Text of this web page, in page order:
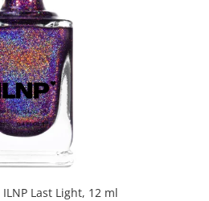
Last Light, 12 ml